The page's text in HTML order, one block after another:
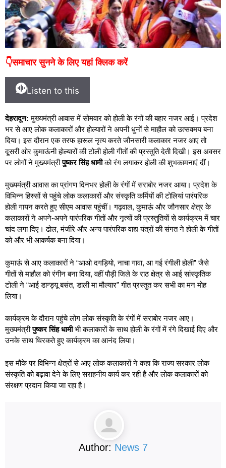
👇समाचार सुनने के लिए यहां क्लिक करें
Listen to this
देहरादून: मुख्यमंत्री आवास में सोमवार को होली के रंगों की बहार नजर आई। प्रदेश
भर से आए लोक कलाकारों और होल्यारों ने अपनी धुनों से माहौल को उत्सवमय बना
दिया। इस दौरान एक तरफ हारूल नृत्य करते जौनसारी कलाकार नजर आए तो
दूसरी ओर कुमाऊंनी होल्यारों की टोली होली गीतों की प्रस्तुति देती दिखी। इस अवसर
पर लोगों ने मुख्यमंत्रीपुष्कर सिंह धामीको रंग लगाकर होली की शुभकामनाएं दीं।
मुख्यमंत्री आवास का प्रांगण दिनभर होली के रंगों में सराबोर नजर आया। प्रदेश के
विभिन्न हिस्सों से पहुंचे लोक कलाकारों और संस्कृति कर्मियों की टोलियां पारंपरिक
होली गायन करते हुए सीएम आवास पहुंचीं। गढ़वाल, कुमाऊं और जौनसार क्षेत्र के
कलाकारों ने अपने-अपने पारंपरिक गीतों और नृत्यों की प्रस्तुतियों से कार्यक्रम में चार
चांद लगा दिए। ढोल, मंजीरे और अन्य पारंपरिक वाद्य यंत्रों की संगत ने होली के गीतों
को और भी आकर्षक बना दिया।
कुमाऊं से आए कलाकारों ने “आओ दगड़ियो, नाचा गावा, आ गई रंगीली होली” जैसे
गीतों से माहौल को रंगीन बना दिया, वहीं पौड़ी जिले के राठ क्षेत्र से आई सांस्कृतिक
टोली ने “आई डान्ड्यू बसंत, डाली मा मौल्यार” गीत प्रस्तुत कर सभी का मन मोह
लिया।
कार्यक्रम के दौरान पहुंचे लोग लोक संस्कृति के रंगों में सराबोर नजर आए।
मुख्यमंत्रीपुष्कर सिंह धामीभी कलाकारों के साथ होली के रंगों में रंगे दिखाई दिए और
उनके साथ थिरकते हुए कार्यक्रम का आनंद लिया।
इस मौके पर विभिन्न क्षेत्रों से आए लोक कलाकारों ने कहा कि राज्य सरकार लोक
संस्कृति को बढ़ावा देने के लिए सराहनीय कार्य कर रही है और लोक कलाकारों को
संरक्षण प्रदान किया जा रहा है।
Author: News 7